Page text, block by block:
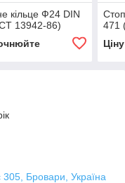
кільце Ф24 DIN
13942-86)
471
305, Бровари, Україна